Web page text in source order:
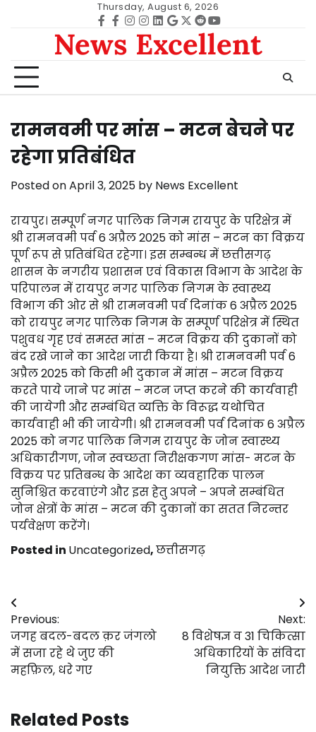
Thursday, August 6, 2026
Facebook
facebook
Instagram
instagram
Linkedin
google
Twitter
redditYoutube
News Excellent
रामनवमी पर मांस – मटन बेचने पर
रहेगा प्रतिबंधित
Posted onApril 3, 2025 by News Excellent
रायपुर। सम्पूर्ण नगर पालिक निगम रायपुर के परिक्षेत्र में
श्री रामनवमी पर्व 6 अप्रैल 2025 को मांस – मटन का विक्रय
पूर्ण रूप से प्रतिबंधित रहेगा। इस सम्बन्ध में छत्तीसगढ़
शासन के नगरीय प्रशासन एवं विकास विभाग के आदेश के
परिपालन में रायपुर नगर पालिक निगम के स्वास्थ्य
विभाग की ओर से श्री रामनवमी पर्व दिनांक 6 अप्रैल 2025
को रायपुर नगर पालिक निगम के सम्पूर्ण परिक्षेत्र में स्थित
पशुवध गृह एवं समस्त मांस – मटन विक्रय की दुकानों को
बंद रखे जाने का आदेश जारी किया है। श्री रामनवमी पर्व 6
अप्रैल 2025 को किसी भी दुकान में मांस – मटन विक्रय
करते पाये जाने पर मांस – मटन जप्त करने की कार्यवाही
की जायेगी और सम्बंधित व्यक्ति के विरूद्ध यथोचित
कार्यवाही भी की जायेगी। श्री रामनवमी पर्व दिनांक 6 अप्रैल
2025 को नगर पालिक निगम रायपुर के जोन स्वास्थ्य
अधिकारीगण, जोन स्वच्छता निरीक्षकगण मांस- मटन के
विक्रय पर प्रतिबन्ध के आदेश का व्यवहारिक पालन
सुनिश्चित करवाएंगे और इस हेतु अपने – अपने सम्बंधित
जोन क्षेत्रों के मांस – मटन की दुकानों का सतत निरन्तर
पर्यवेक्षण करेंगे।
Posted in Uncategorized,छत्तीसगढ़
Post
navigation
Previous:
जगह बदल-बदल क़र जंगलो
में सजा रहे थे जुए की
महफ़िल, धरे गए
Next:
8 विशेषज्ञ व 31 चिकित्सा
अधिकारियों के संविदा
नियुक्ति आदेश जारी
Related Posts